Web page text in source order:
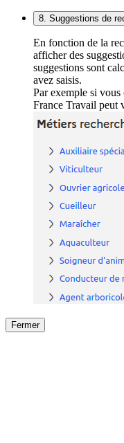
8. Suggestions de
En fonction de la
afficher des
suggestions sont
avez saisis.
Par exemple si
France Travail peut
Fermer